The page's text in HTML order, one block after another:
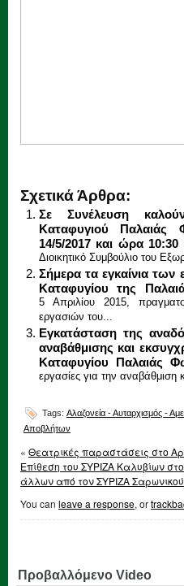
Σχετικά Άρθρα:
Σε Συνέλευση
Καταφυγιού Παλαιάς
14/5/2017 και ώρα 10:30
Διοικητικό Συμβούλιο του
Σήμερα τα εγκαίνια των
Καταφυγίου της
5 Απριλίου 2015,
εργασιών του...
Εγκατάσταση της
αναβάθμισης και
Καταφυγίου Παλαιάς
εργασίες για την αναβάθμιση
Tags: Αλαζονεία - Αυταρχισμός -
Αποβλήτων
« Θεατρικές παραστάσεις στο
Επίθεση του ΣΥΡΙΖΑ Καλυβίων
άλλων από τον ΣΥΡΙΖΑ Σαρωνικού
You can leave a response, or
Προβαλλόμενο Video